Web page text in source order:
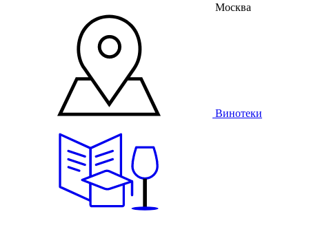
Москва
Винотеки